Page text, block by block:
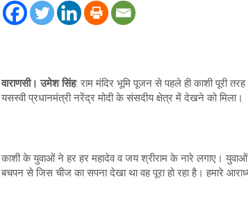
वाराणसी। उमेश सिंह: राम मंदिर भूमि पूजन से पहले ही काशी पूरी
यसस्वी प्रधानमंत्री नरेंद्र मोदी के संसदीय क्षेत्र में देखने को मिला।
काशी के युवाओं ने हर हर महादेव व जय श्रीराम के नारे लगाए। युवाओं
बचपन से जिस चीज का सपना देखा था वह पूरा हो रहा है। हमारे